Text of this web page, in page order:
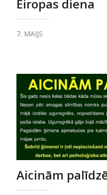
Eiropas diena
7. MAIJS
Aicinām